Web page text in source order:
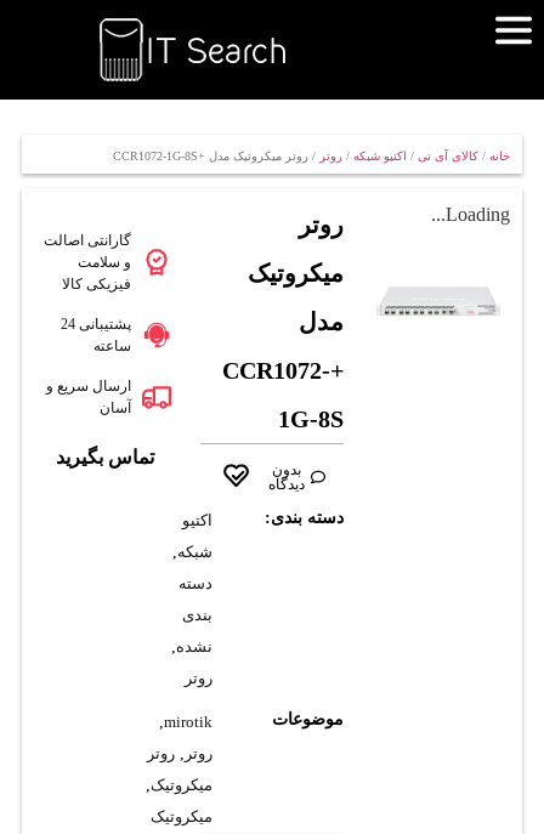
خانه/ کالای آی تی/ اکتیو شبکه/ روتر / روتر میکروتیک مدل +CCR1072-1G-8S
Loading...
روتر
میکروتیک
مدل
+CCR1072-
1G-8S
بدون
دیدگاه
دسته بندی:
اکتیو
شبکه,
دسته
بندی
نشده,
روتر
موضوعات mirotik
,
روتر ,روتر
میکروتیک,
میکروتیک
گارانتی اصالت
و سلامت
فیزیکی کالا
پشتیبانی 24
ساعته
ارسال سریع و
آسان
تماس بگیرید